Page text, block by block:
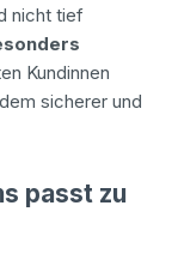
nicht tief
Kundinnen
sicherer und
passt zu